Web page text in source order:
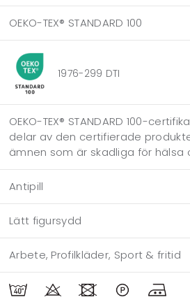
OEKO-TEX® STANDARD 100
1976-299 DTI
OEKO-TEX® STANDARD 100-
delar av den certifierade
ämnen som är skadliga för hälsa
Antipill
Lätt figursydd
Arbete, Profilkläder, Sport & fritid